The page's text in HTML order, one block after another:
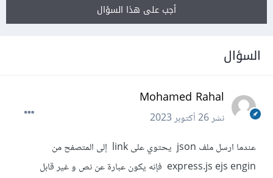
أجب على هذا السؤال
السؤال
Mohamed Rahal
نشر26 أكتوبر 2023
عندما ارسل ملف json يحتوي على link إلى المتصفح من
express.js ejs engin فإنه يكون عبارة عن نص و غير قابل